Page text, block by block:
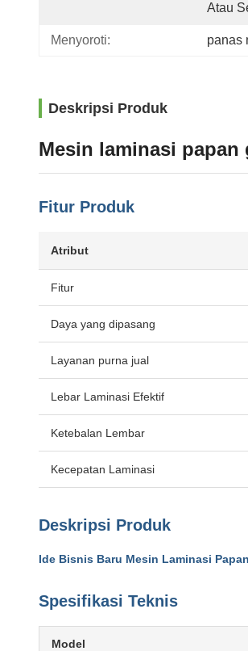
Atau
Menyoroti: panas
Deskripsi Produk
Mesin laminasi
Fitur Produk
Atribut
Fitur
Daya yang dipasang
Layanan purna jual
Lebar Laminasi Efektif
Ketebalan Lembar
Kecepatan Laminasi
Deskripsi Produk
Ide Bisnis Baru Mesin Laminasi
Spesifikasi Teknis
Model